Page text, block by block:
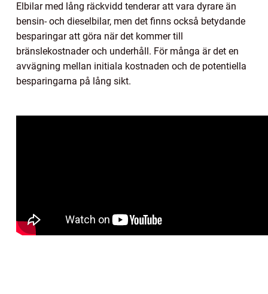
Elbilar med lång räckvidd tenderar att vara dyrare än
bensin- och dieselbilar, men det finns också betydande
besparingar att göra när det kommer till
bränslekostnader och underhåll. För många är det en
avvägning mellan initiala kostnaden och de potentiella
besparingarna på lång sikt.